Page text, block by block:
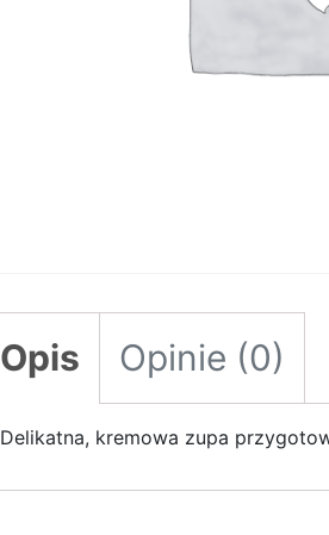
Opis Opinie (0)
Delikatna, kremowa zupa